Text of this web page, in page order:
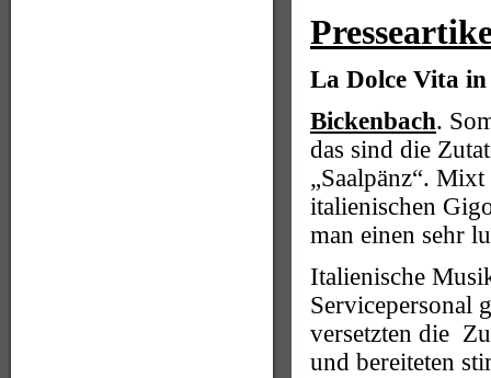
La Dolce Vita
Bickenbach.
das sind die
„Saalpänz“.
italienischen
man einen sehr
Italienische
Servicepersonal
versetzten die
und bereiteten